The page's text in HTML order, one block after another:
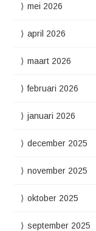
mei 2026
april 2026
maart 2026
februari 2026
januari 2026
december 2025
november 2025
oktober 2025
september 2025